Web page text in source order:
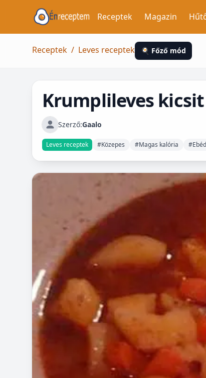
Receptek Magazin
Receptek / Leves receptek 🍳 Főző mód
Krumplileves
Szerző:Gaalo
Leves receptek #Közepes #Magas kalória #Ebéd